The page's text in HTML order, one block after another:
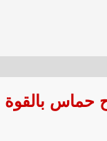
حماس بالقوة